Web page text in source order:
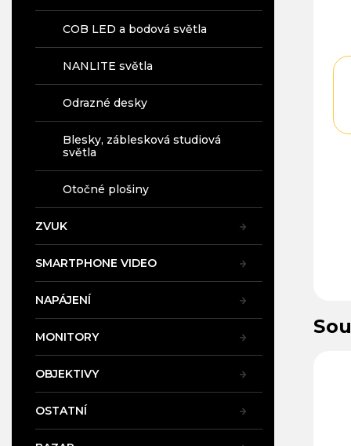
COB LED a bodová světla
NANLITE světla
Odrazné desky
Blesky, záblesková studiová
světla
Otočné plošiny
ZVUK
SMARTPHONE VIDEO
NAPÁJENÍ
MONITORY
OBJEKTIVY
OSTATNÍ